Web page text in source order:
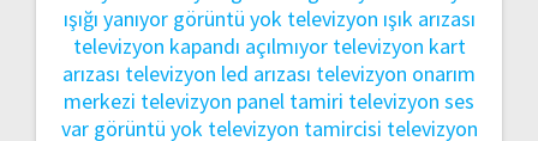
ışığı yanıyor görüntü yok televizyon ışık arızası
televizyon kapandı açılmıyor televizyon kart
arızası televizyon led arızası televizyon onarım
merkezi televizyon panel tamiri televizyon ses
var görüntü yok televizyon tamircisi televizyon